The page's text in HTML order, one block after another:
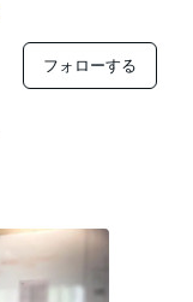
フォローする